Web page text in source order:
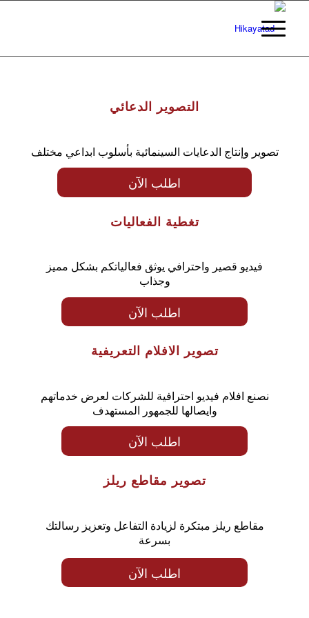
التصوير الدعائي
تصوير وإنتاج الدعايات السينمائية بأسلوب ابداعي مختلف
اطلب الآن
تغطية الفعاليات
فيديو قصير واحترافي يوثق فعالياتكم بشكل مميز
وجذاب
اطلب الآن
تصوير الافلام التعريفية
نصنع افلام فيديو احترافية للشركات لعرض خدماتهم
وايصالها للجمهور المستهدف
اطلب الآن
تصوير مقاطع ريلز
مقاطع ريلز مبتكرة لزيادة التفاعل وتعزيز رسالتك
بسرعة
اطلب الآن